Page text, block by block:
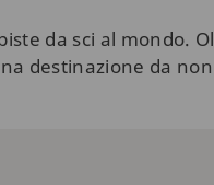
da sci al mondo.
destinazione da